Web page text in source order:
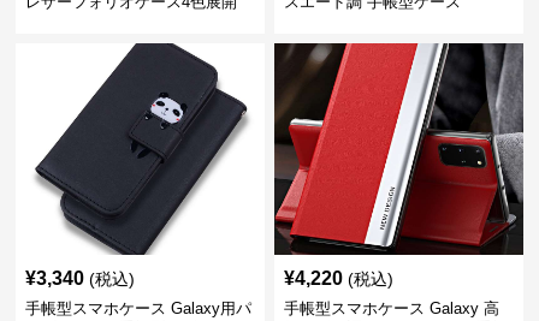
¥3,340 (税込)
手帳型スマホケース Galaxy用パ
¥4,220 (税込)
手帳型スマホケース Galaxy 高